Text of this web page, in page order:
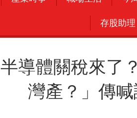
存股助理
半導體關稅來了
灣產？」傳